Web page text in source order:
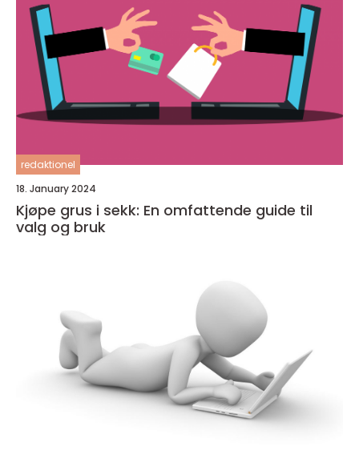
redaktionel
18. January 2024
Kjøpe grus i sekk: En omfattende guide til
valg og bruk